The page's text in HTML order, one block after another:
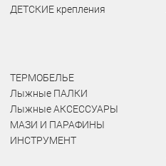
ДЕТСКИЕ крепления
ТЕРМОБЕЛЬЕ
Лыжные ПАЛКИ
Лыжные АКСЕССУАРЫ
МАЗИ И ПАРАФИНЫ
ИНСТРУМЕНТ